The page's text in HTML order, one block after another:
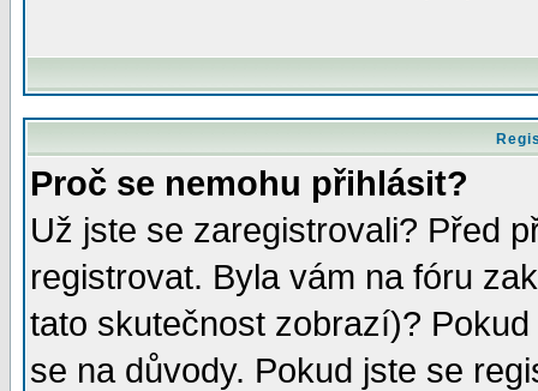
Proč se nemohu přihlásit?
Už jste se zaregistrovali? Před
registrovat. Byla vám na fóru
tato skutečnost zobrazí)?
se na důvody. Pokud jste se